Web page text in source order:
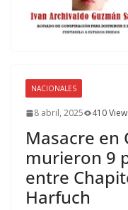
NACIONALES
8 abril, 2025 410
Masacre en
murieron 9
entre
Harfuch